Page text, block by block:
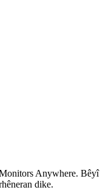
Anywhere. Bêyî
dike.